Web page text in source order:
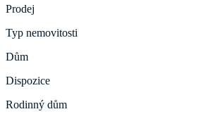
Prodej
Typ nemovitosti
Dům
Dispozice
Rodinný dům